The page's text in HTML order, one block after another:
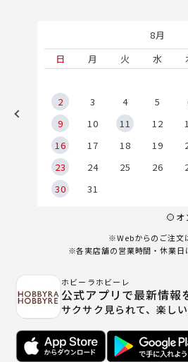
8月
日
月 火 水
2
3 4 5
9
10 11 12
16
17 18 19
23
24 25 26
30
31
オ
※Webからのご注文
※各実店舗の営業時間・休業日
ホビーラホビーレ
公式アプリで最新情報
サクサク見られて、楽し